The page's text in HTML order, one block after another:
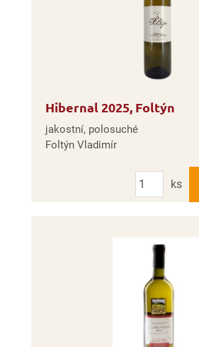
Hibernal 2025, Foltýn
jakostní, polosuché
Foltýn Vladimír
Počet
ks